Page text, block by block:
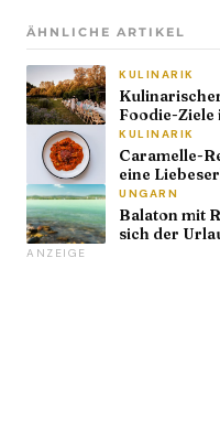
ÄHNLICHE ARTIKEL
KULINARIK
Foodie-Ziele
KULINARIK
Caramelle-
eine
UNGARN
Balaton mit
sich der
ANZEIGE